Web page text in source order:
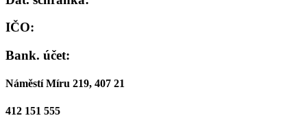
IČO:
Bank. účet:
Náměstí Míru 219, 407 21
412 151 555